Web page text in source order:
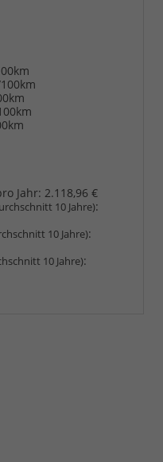
Jahr: 2.118,96 €
10 Jahre):
10 Jahre):
10 Jahre):